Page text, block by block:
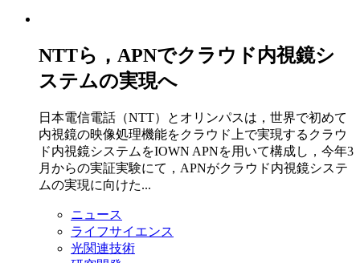
NTTら，APNでクラウド内視鏡シ
ステムの実現へ
日本電信電話（NTT）とオリンパスは，世界で初めて
内視鏡の映像処理機能をクラウド上で実現するクラウ
ド内視鏡システムをIOWN APNを用いて構成し，今年3
月からの実証実験にて，APNがクラウド内視鏡システ
ムの実現に向けた...
ニュース
ライフサイエンス
光関連技術